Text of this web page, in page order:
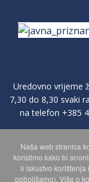
Uredovno vrijeme
7,30 do 8,30 svaki
na telefon +385
POLITIKA
Naša web stranica
koristimo kako bi
li iskustvo
poboljšamo). Više o